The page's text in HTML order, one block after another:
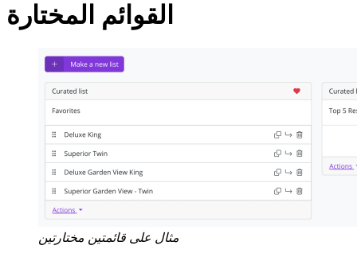
القوائم المختارة
مثال على قائمتين مختارتين